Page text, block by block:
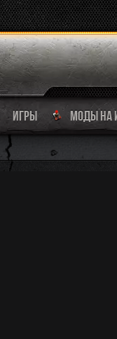
ИГРЫ МОДЫ НА